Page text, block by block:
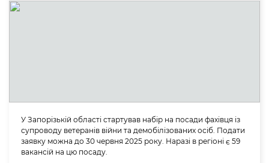
У Запорізькій області стартував набір на посади фахівця із
супроводу ветеранів війни та демобілізованих осіб. Подати
заявку можна до 30 червня 2025 року. Наразі в регіоні є 59
вакансій на цю посаду.